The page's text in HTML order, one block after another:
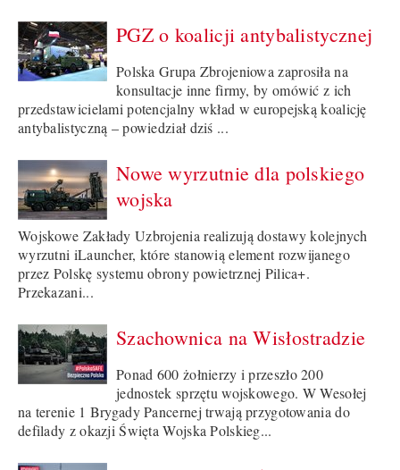
PGZ o koalicji antybalistycznej
Polska Grupa Zbrojeniowa zaprosiła na
konsultacje inne firmy, by omówić z ich
przedstawicielami potencjalny wkład w europejską koalicję
antybalistyczną – powiedział dziś ...
Nowe wyrzutnie dla polskiego
wojska
Wojskowe Zakłady Uzbrojenia realizują dostawy kolejnych
wyrzutni iLauncher, które stanowią element rozwijanego
przez Polskę systemu obrony powietrznej Pilica+.
Przekazani...
Szachownica na Wisłostradzie
Ponad 600 żołnierzy i przeszło 200
jednostek sprzętu wojskowego. W Wesołej
na terenie 1 Brygady Pancernej trwają przygotowania do
defilady z okazji Święta Wojska Polskieg...